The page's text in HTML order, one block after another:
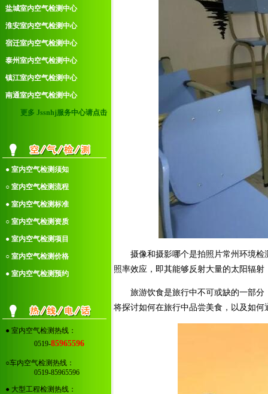
盐城室内空气检测中心
淮安室内空气检测中心
宿迁室内空气检测中心
泰州室内空气检测中心
镇江室内空气检测中心
南通室内空气检测中心
更多 Jssnhj服务中心请点击
● 室内空气检测须知
○ 室内空气检测流程
● 室内空气检测标准
○ 室内空气检测资质
● 室内空气检测项目
○ 室内空气检测价格
● 室内空气检测预约
● 室内空气检测热线：
0519-85965596
○车内空气检测热线：
0519-85965596
● 大型工程检测热线：
摄像和摄影哪个是拍照片常州环境
照率效应，即其能够反射大量的太阳辐
旅游饮食是旅行中不可或缺的一部
将探讨如何在旅行中品尝美食，以及如